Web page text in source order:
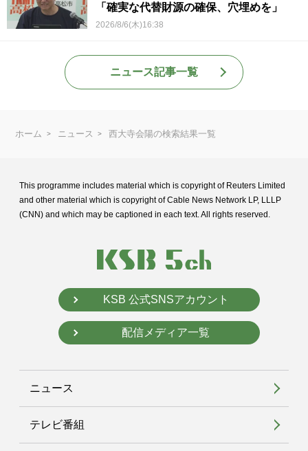
「確実な代替財源の確保、穴埋めを」
2026/8/6(木)16:38
ニュース記事一覧
ホーム ニュース 西大寺会陽の検索結果一覧
This programme includes material which is copyright of Reuters Limited
and other material which is copyright of Cable News Network LP, LLLP
(CNN) and which may be captioned in each text. All rights reserved.
KSB 公式SNSアカウント
配信メディア一覧
ニュース
テレビ番組